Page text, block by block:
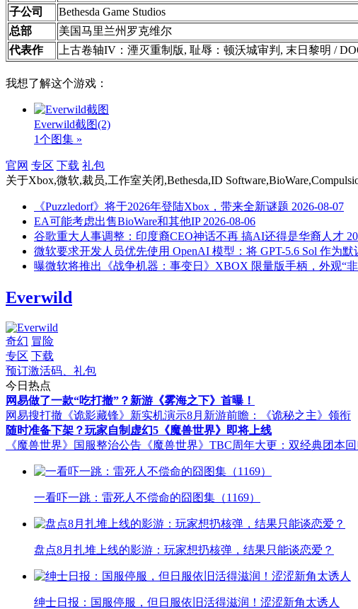
子公司
Bethesda Game Studios
总部
美国马里兰州罗克维尔
代表作
上古卷轴IV：湮灭重制版, 耻辱：顿沃城审判, 末日黎明 /
我想了解这个游戏：
Everwild截图(2)
1个图集 »
官网 专区 下载 礼包
关于Xbox,微软,裁员,工作室关闭,Bethesda,ID
《Puzzledorf》将于2026年登陆Xbox，带来全新谜题 2026-08-07
EA可能考虑出售BioWare和其他IP 2026-08-06
谷歌重大人事调整：印度裔CEO神话不再 搞AI还得是华裔人才
微软要求开发人员优先使用 OpenAI 模型：将 GPT-5.6 Sol 作为默
曝微软将推出《战争机器：事变日》XBOX 限量版手柄，外观“
Everwild
奇幻 冒险
专区 下载
预订激活码、礼包
今日热点
网易做了一款“吃打撤”？新游《雾海之下》首曝！
网易搜打撤《诡影藏锋》新实机演示8月新游前瞻：《诡秘之主》领衔
随时准备下架？玩家自制虚幻5《魔兽世界》即将上线
《魔兽世界》国服整治公告 《魔兽世界》TBC周年大更：双经典团本回
一看吓一跳：雷死人不偿命的囧图集（1169）
盘点8月扎堆上线的影游：玩家想扔核弹，结果只能谈恋爱？
绅士日报：国服停服，但日服依旧活得滋润！涩涩新角太诱人